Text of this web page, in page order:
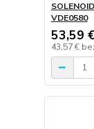
VDE0580
53,59
43,57 €